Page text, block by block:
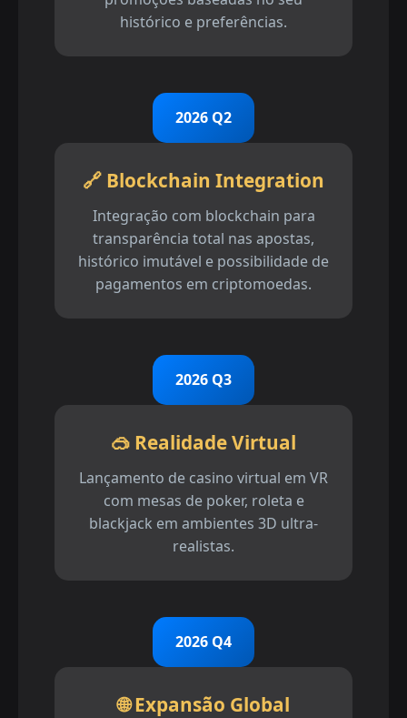
histórico e preferências.
2026 Q2
🔗 Blockchain Integration
Integração com blockchain para
transparência total nas apostas,
histórico imutável e possibilidade de
pagamentos em criptomoedas.
2026 Q3
🥽 Realidade Virtual
Lançamento de casino virtual em VR
com mesas de poker, roleta e
blackjack em ambientes 3D ultra-
realistas.
2026 Q4
🌐 Expansão Global